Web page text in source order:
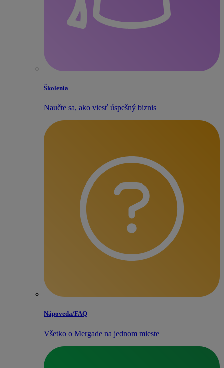
Školenia
Naučte sa, ako viesť úspešný biznis
Nápoveda/​FAQ
Všetko o Mergade na jednom mieste